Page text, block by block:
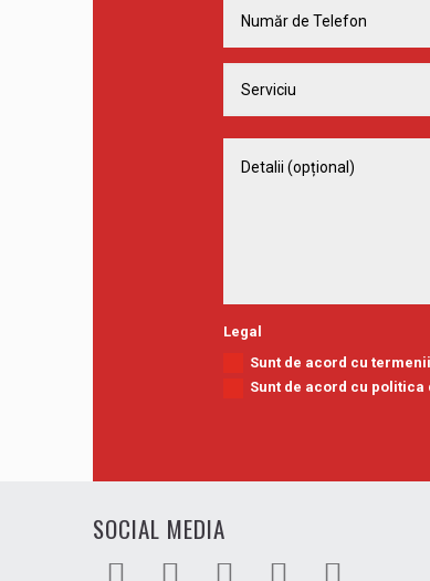
Legal
Sunt de acord cu
Sunt de acord cu
SOCIAL MEDIA